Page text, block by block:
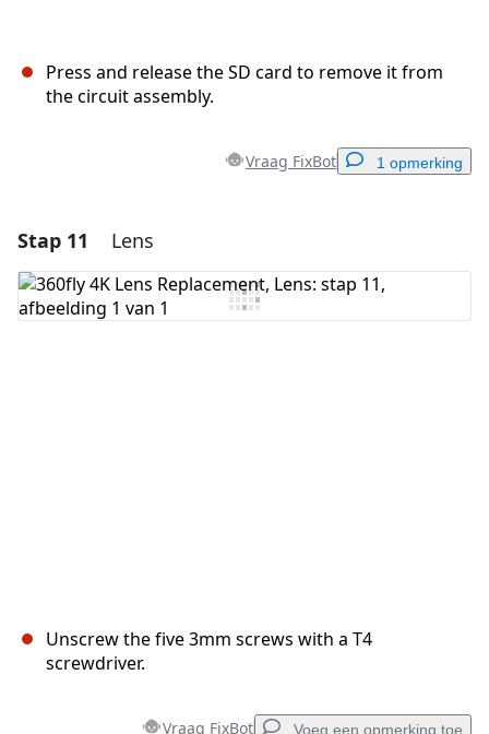
Press and release the SD card to remove it from
the circuit assembly.
Vraag FixBot 1 opmerking
Voeg opmerking toe
Stap 11 Lens
Unscrew the five 3mm screws with a T4
screwdriver.
Vraag FixBot Voeg een opmerking toe